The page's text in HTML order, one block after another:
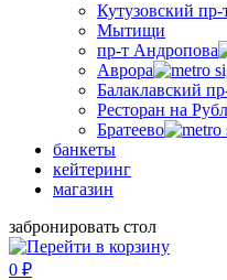
Кутузовский пр-
Мытищи
пр-т Андропова
Аврора
Балаклавский
Ресторан на
Братеево
банкеты
кейтеринг
магазин
забронировать стол
0 ₽